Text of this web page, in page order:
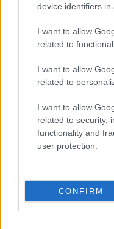
device identifiers in
I want to allow
related to
I want to allow
related to
I want to allow
related to security,
functionality and
user protection.
CONFIRM
Βαθμολογήθηκε με0από 5
Ξαφνικά το παιδί
διαπέρασε
Η ιστορία ενός
Βαθμολογήθηκε με0από 5
Το παιδί κοιτούσε τη
στιγμή τη ρώτησε: –
Πεντάλεπτα Αρχηγού
Βαθμολογήθηκε με0από 5
Είχε χαράξει πια για τα